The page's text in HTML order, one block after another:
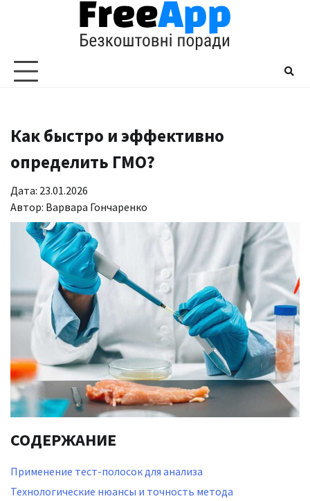
Как быстро и эффективно
определить ГМО?
Дата: 23.01.2026
Автор: Варвара Гончаренко
СОДЕРЖАНИЕ
Применение тест-полосок для анализа
Технологические нюансы и точность метода